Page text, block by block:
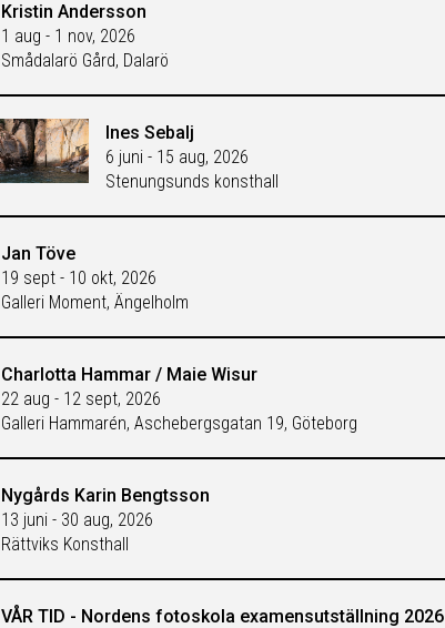
Kristin Andersson
1 aug - 1 nov, 2026
Smådalarö Gård, Dalarö
Ines Sebalj
6 juni - 15 aug, 2026
Stenungsunds konsthall
Jan Töve
19 sept - 10 okt, 2026
Galleri Moment, Ängelholm
Charlotta Hammar / Maie Wisur
22 aug - 12 sept, 2026
Galleri Hammarén, Aschebergsgatan 19, Göteborg
Nygårds Karin Bengtsson
13 juni - 30 aug, 2026
Rättviks Konsthall
VÅR TID - Nordens fotoskola examensutställning 2026